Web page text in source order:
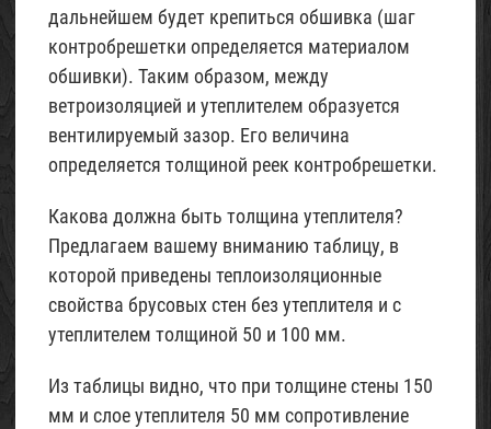
дальнейшем будет крепиться обшивка (шаг
контробрешетки определяется материалом
обшивки). Таким образом, между
ветроизоляцией и утеплителем образуется
вентилируемый зазор. Его величина
определяется толщиной реек контробрешетки.
Какова должна быть толщина утеплителя?
Предлагаем вашему вниманию таблицу, в
которой приведены теплоизоляционные
свойства брусовых стен без утеплителя и с
утеплителем толщиной 50 и 100 мм.
Из таблицы видно, что при толщине стены 150
мм и слое утеплителя 50 мм сопротивление